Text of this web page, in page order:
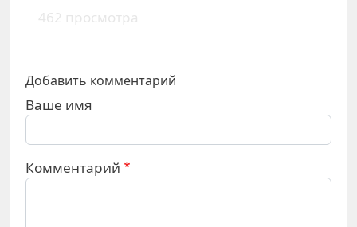
462 просмотра
Добавить комментарий
Ваше имя
Комментарий